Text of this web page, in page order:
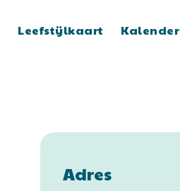
Leefstijlkaart Kalender
Adres